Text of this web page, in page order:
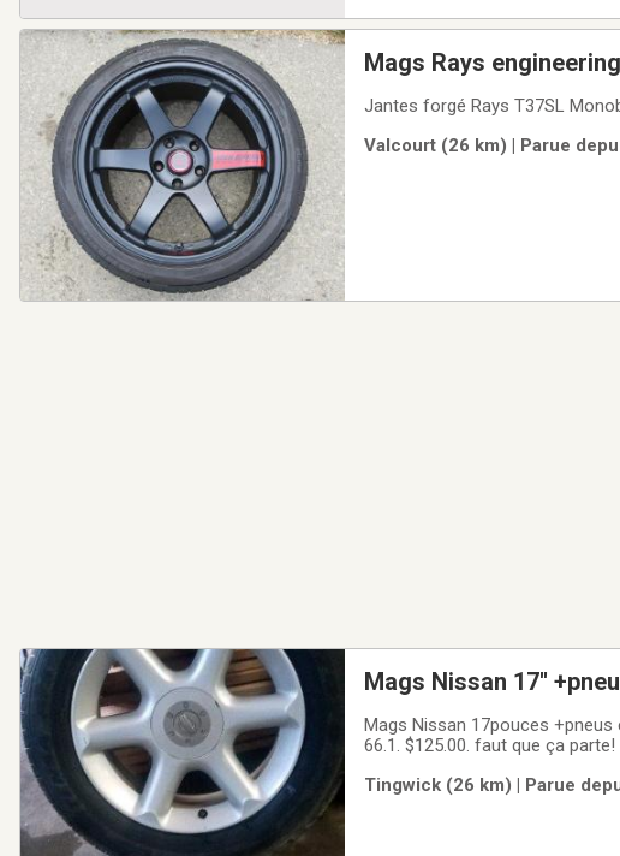
Mags Rays
Jantes forgé Rays T37SL
Valcourt (26 km) | Parue
Mags Nissan 17''
Mags Nissan 17pouces
Tingwick (26 km) | Parue